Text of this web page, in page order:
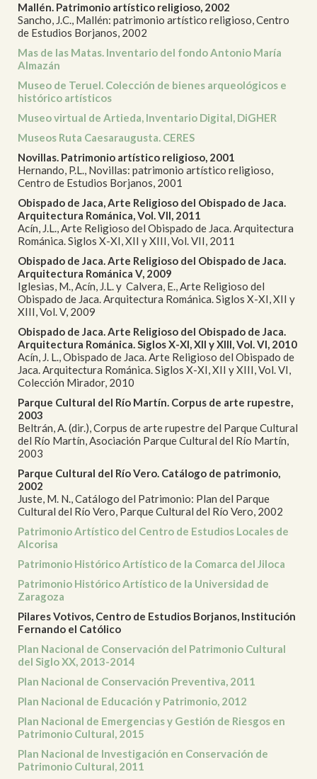
Mallén. Patrimonio artístico religioso, 2002
Sancho, J.C., Mallén: patrimonio artístico religioso, Centro
de Estudios Borjanos, 2002
Mas de las Matas. Inventario del fondo Antonio María
Almazán
Museo de Teruel. Colección de bienes arqueológicos e
histórico artísticos
Museo virtual de Artieda, Inventario Digital, DiGHER
Museos Ruta Caesaraugusta. CERES
Novillas. Patrimonio artístico religioso, 2001
Hernando, P.L., Novillas: patrimonio artístico religioso,
Centro de Estudios Borjanos, 2001
Obispado de Jaca, Arte Religioso del Obispado de Jaca.
Arquitectura Románica, Vol. VII, 2011
Acín, J.L., Arte Religioso del Obispado de Jaca. Arquitectura
Románica. Siglos X-XI, XII y XIII, Vol. VII, 2011
Obispado de Jaca. Arte Religioso del Obispado de Jaca.
Arquitectura Románica V, 2009
Iglesias, M., Acín, J.L. y Calvera, E., Arte Religioso del
Obispado de Jaca. Arquitectura Románica. Siglos X-XI, XII y
XIII, Vol. V, 2009
Obispado de Jaca. Arte Religioso del Obispado de Jaca.
Arquitectura Románica. Siglos X-XI, XII y XIII, Vol. VI, 2010
Acín, J. L., Obispado de Jaca. Arte Religioso del Obispado de
Jaca. Arquitectura Románica. Siglos X-XI, XII y XIII, Vol. VI,
Colección Mirador, 2010
Parque Cultural del Río Martín. Corpus de arte rupestre,
2003
Beltrán, A. (dir.), Corpus de arte rupestre del Parque Cultural
del Río Martín, Asociación Parque Cultural del Río Martín,
2003
Parque Cultural del Río Vero. Catálogo de patrimonio,
2002
Juste, M. N., Catálogo del Patrimonio: Plan del Parque
Cultural del Río Vero, Parque Cultural del Río Vero, 2002
Patrimonio Artístico del Centro de Estudios Locales de
Alcorisa
Patrimonio Histórico Artístico de la Comarca del Jiloca
Patrimonio Histórico Artístico de la Universidad de
Zaragoza
Pilares Votivos, Centro de Estudios Borjanos, Institución
Fernando el Católico
Plan Nacional de Conservación del Patrimonio Cultural
del Siglo XX, 2013-2014
Plan Nacional de Conservación Preventiva, 2011
Plan Nacional de Educación y Patrimonio, 2012
Plan Nacional de Emergencias y Gestión de Riesgos en
Patrimonio Cultural, 2015
Plan Nacional de Investigación en Conservación de
Patrimonio Cultural, 2011